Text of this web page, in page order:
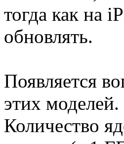
тогда как на
обновлять.
Появляется
этих
Количество